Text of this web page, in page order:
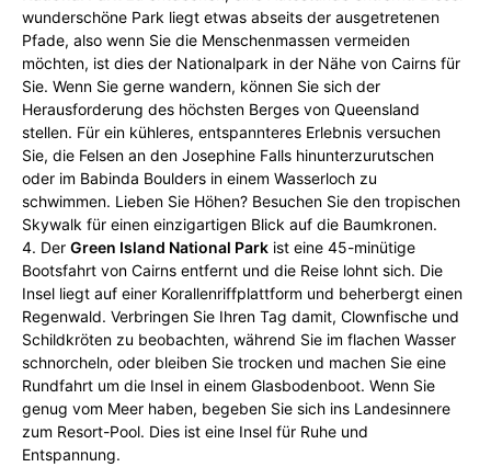
wunderschöne Park liegt etwas abseits der ausgetretenen
Pfade, also wenn Sie die Menschenmassen vermeiden
möchten, ist dies der Nationalpark in der Nähe von Cairns für
Sie. Wenn Sie gerne wandern, können Sie sich der
Herausforderung des höchsten Berges von Queensland
stellen. Für ein kühleres, entspannteres Erlebnis versuchen
Sie, die Felsen an den Josephine Falls hinunterzurutschen
oder im Babinda Boulders in einem Wasserloch zu
schwimmen. Lieben Sie Höhen? Besuchen Sie den tropischen
Skywalk für einen einzigartigen Blick auf die Baumkronen.
4. Der Green Island National Park ist eine 45-minütige
Bootsfahrt von Cairns entfernt und die Reise lohnt sich. Die
Insel liegt auf einer Korallenriffplattform und beherbergt einen
Regenwald. Verbringen Sie Ihren Tag damit, Clownfische und
Schildkröten zu beobachten, während Sie im flachen Wasser
schnorcheln, oder bleiben Sie trocken und machen Sie eine
Rundfahrt um die Insel in einem Glasbodenboot. Wenn Sie
genug vom Meer haben, begeben Sie sich ins Landesinnere
zum Resort-Pool. Dies ist eine Insel für Ruhe und
Entspannung.